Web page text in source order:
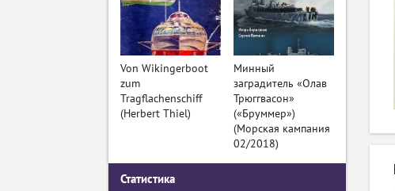
Von Wikingerboot
zum
Tragflachenschiff
(Herbert Thiel)
Минный
заградитель «Олав
Трюггвасон»
(«Бруммер»)
(Морская кампания
02/2018)
Статистика